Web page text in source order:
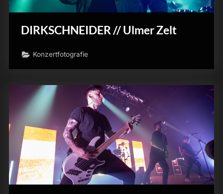
DIRKSCHNEIDER // Ulmer Zelt
Konzertfotografie